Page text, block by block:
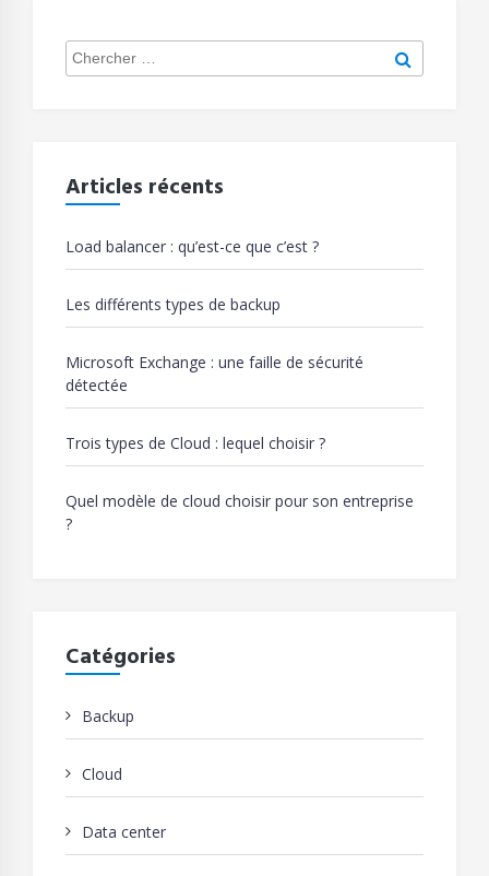
Search
for:
Articles récents
Load balancer : qu’est-ce que c’est ?
Les différents types de backup
Microsoft Exchange : une faille de sécurité
détectée
Trois types de Cloud : lequel choisir ?
Quel modèle de cloud choisir pour son entreprise
?
Catégories
Backup
Cloud
Data center